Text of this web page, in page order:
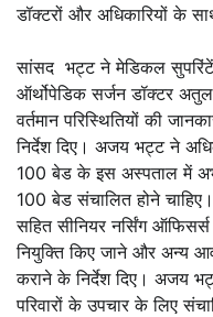
डॉक्टरों और अधिकारियों के
सांसद भट्ट ने मेडिकल
ऑर्थोपेडिक सर्जन डॉक्टर
वर्तमान परिस्थितियों की
निर्देश दिए। अजय भट्ट ने
100 बेड के इस अस्पताल में
100 बेड संचालित होने
सहित सीनियर नर्सिंग
नियुक्ति किए जाने और अन्य
कराने के निर्देश दिए। अजय
परिवारों के उपचार के लिए